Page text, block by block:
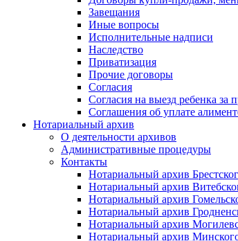
Завещания
Иные вопросы
Исполнительные надписи
Наследство
Приватизация
Прочие договоры
Согласия
Согласия на выезд ребенка за
Соглашения об уплате
Нотариальный архив
О деятельности архивов
Административные процедуры
Контакты
Нотариальный архив
Нотариальный архив
Нотариальный архив
Нотариальный архив
Нотариальный архив
Нотариальный архив